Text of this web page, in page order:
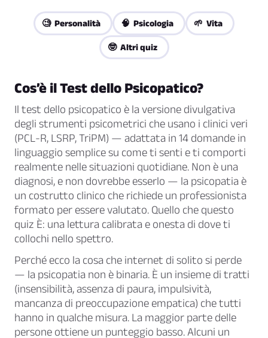
🧐 Personalità 🧠 Psicologia 🌱 Vita
🤓 Altri quiz
Cos’è il Test dello Psicopatico?
Il test dello psicopatico è la versione divulgativa
degli strumenti psicometrici che usano i clinici veri
(PCL-R, LSRP, TriPM) — adattata in 14 domande in
linguaggio semplice su come ti senti e ti comporti
realmente nelle situazioni quotidiane. Non è una
diagnosi, e non dovrebbe esserlo — la psicopatia è
un costrutto clinico che richiede un professionista
formato per essere valutato. Quello che questo
quiz È: una lettura calibrata e onesta di dove ti
collochi nello spettro.
Perché ecco la cosa che internet di solito si perde
— la psicopatia non è binaria. È un insieme di tratti
(insensibilità, assenza di paura, impulsività,
mancanza di preoccupazione empatica) che tutti
hanno in qualche misura. La maggior parte delle
persone ottiene un punteggio basso. Alcuni un